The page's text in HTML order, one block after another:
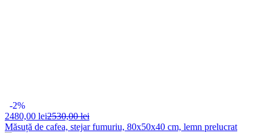
-2%
2480,00 lei2530,00 lei
Măsuță de cafea, stejar fumuriu, 80x50x40 cm, lemn prelucrat